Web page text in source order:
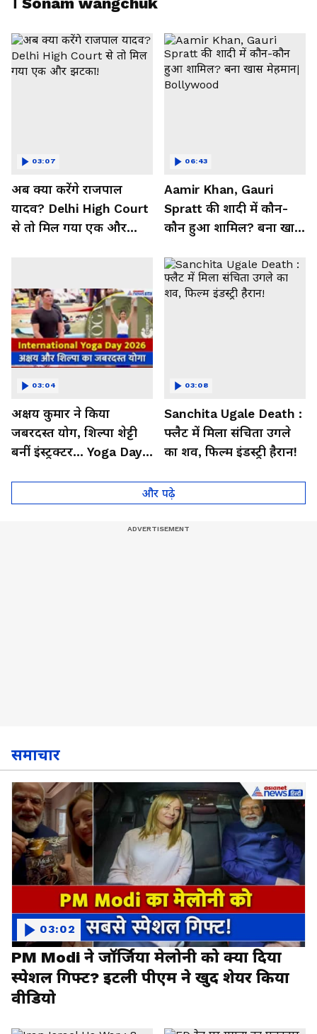
अब क्या करेंगे राजपाल
यादव? Delhi High Court
से तो मिल गया एक और
03:07
Aamir Khan, Gauri
Spratt की शादी में कौन-
कौन हुआ शामिल? बना खास
06:43
अक्षय कुमार ने किया
जबरदस्त योग, शिल्पा शेट्टी
बनीं इंस्ट्रक्टर... Yoga Day
03:04
Sanchita Ugale Death :
फ्लैट में मिला संचिता उगले
का शव, फिल्म इंडस्ट्री हैरान!
03:08
और पढ़े
समाचार
PM Modi ने जॉर्जिया मेलोनी को क्या दिया
स्पेशल गिफ्ट? इटली पीएम ने खुद शेयर किया
वीडियो
03:02